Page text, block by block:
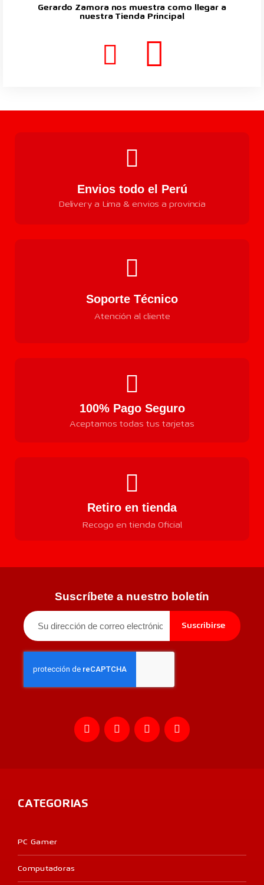
Gerardo Zamora nos muestra como llegar a
nuestra Tienda Principal
Envios todo el Perú
Delivery a Lima & envios a provincia
Soporte Técnico
Atención al cliente
100% Pago Seguro
Aceptamos todas tus tarjetas
Retiro en tienda
Recogo en tienda Oficial
Suscríbete a nuestro boletín
Suscribirse
CATEGORIAS
PC Gamer
Computadoras